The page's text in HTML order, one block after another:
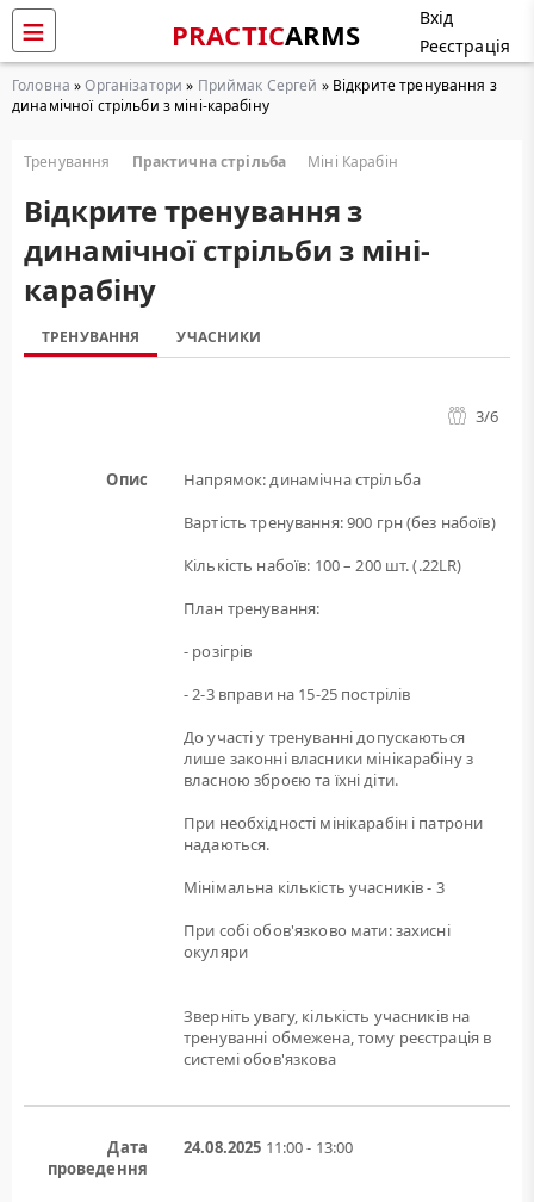
PRACTICARMS
Вхід
Реєстрація
Головна »Організатори » Приймак Сергей » Відкрите тренування з
динамічної стрільби з міні-карабіну
Тренування Практична стрільба Міні Карабін
Відкрите тренування з
динамічної стрільби з міні-
карабіну
ТРЕНУВАННЯ УЧАСНИКИ
3/6
Опис
Напрямок: динамічна стрільба
Вартість тренування: 900 грн (без набоїв)
Кількість набоїв: 100 – 200 шт. (.22LR)
План тренування:
- розігрів
- 2-3 вправи на 15-25 пострілів
До участі у тренуванні допускаються
лише законні власники мінікарабіну з
власною зброєю та їхні діти.
При необхідності мінікарабін і патрони
надаються.
Мінімальна кількість учасників - 3
При собі обов'язково мати: захисні
окуляри
Зверніть увагу, кількість учасників на
тренуванні обмежена, тому реєстрація в
системі обов'язкова
Дата
проведення
24.08.2025 11:00 - 13:00